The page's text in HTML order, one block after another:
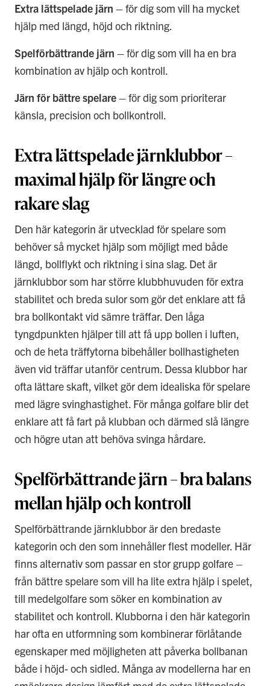
Extra lättspelade järn –för dig som vill ha mycket
hjälp med längd, höjd och riktning.
Spelförbättrande järn –för dig som vill ha en bra
kombination av hjälp och kontroll.
Järn för bättre spelare –för dig som prioriterar
känsla, precision och bollkontroll.
Extra lättspelade järnklubbor –
maximal hjälp för längre och
rakare slag
Den här kategorin är utvecklad för spelare som
behöver så mycket hjälp som möjligt med både
längd, bollflykt och riktning i sina slag. Det är
järnklubbor som har större klubbhuvuden för extra
stabilitet och breda sulor som gör det enklare att få
bra bollkontakt vid sämre träffar. Den låga
tyngdpunkten hjälper till att få upp bollen i luften,
och de heta träffytorna bibehåller bollhastigheten
även vid träffar utanför centrum. Dessa klubbor har
ofta lättare skaft, vilket gör dem idealiska för spelare
med lägre svinghastighet. För många golfare blir det
enklare att få fart på klubban och därmed slå längre
och högre utan att behöva svinga hårdare.
Spelförbättrande järn – bra balans
mellan hjälp och kontroll
Spelförbättrande järnklubbor är den bredaste
kategorin och den som innehåller flest modeller. Här
finns alternativ som passar en stor grupp golfare –
från bättre spelare som vill ha lite extra hjälp i spelet,
till medelgolfare som söker en kombination av
stabilitet och kontroll. Klubborna i den här kategorin
har ofta en utformning som kombinerar förlåtande
egenskaper med möjligheten att påverka bollbanan
både i höjd- och sidled. Många av modellerna har en